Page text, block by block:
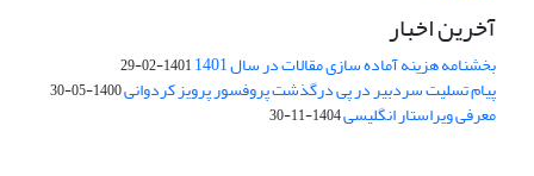
آخرین اخبار
بخشنامه هزینه آماده سازی مقالات در سال 1401 1401-02-29
پیام تسلیت سردبیر در پی درگذشت پروفسور پرویز کردوانی1400-05-30
معرفی ویراستار انگلیسی1404-11-30